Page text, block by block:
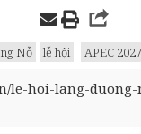
Nỗ lễ hội APEC 2027
le-hoi-lang-